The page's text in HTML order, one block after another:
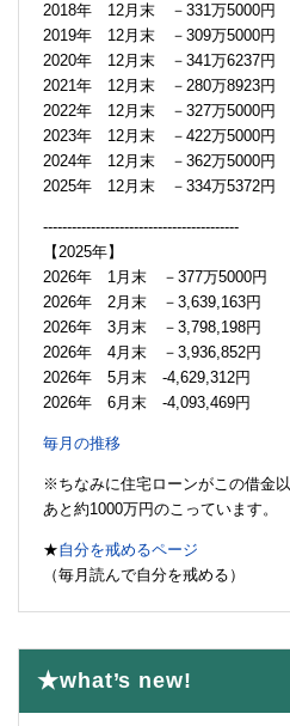
2018年 12月末 －331万5000円
2019年 12月末 －309万5000円
2020年 12月末 －341万6237円
2021年 12月末 －280万8923円
2022年 12月末 －327万5000円
2023年 12月末 －422万5000円
2024年 12月末 －362万5000円
2025年 12月末 －334万5372円
-----------------------------------------
【2025年】
2026年 1月末 －377万5000円
2026年 2月末 －3,639,163円
2026年 3月末 －3,798,198円
2026年 4月末 －3,936,852円
2026年 5月末 -4,629,312円
2026年 6月末 -4,093,469円
毎月の推移
※ちなみに住宅ローンがこの借金以
あと約1000万円のこっています。
★自分を戒めるページ
（毎月読んで自分を戒める）
★what’s new!